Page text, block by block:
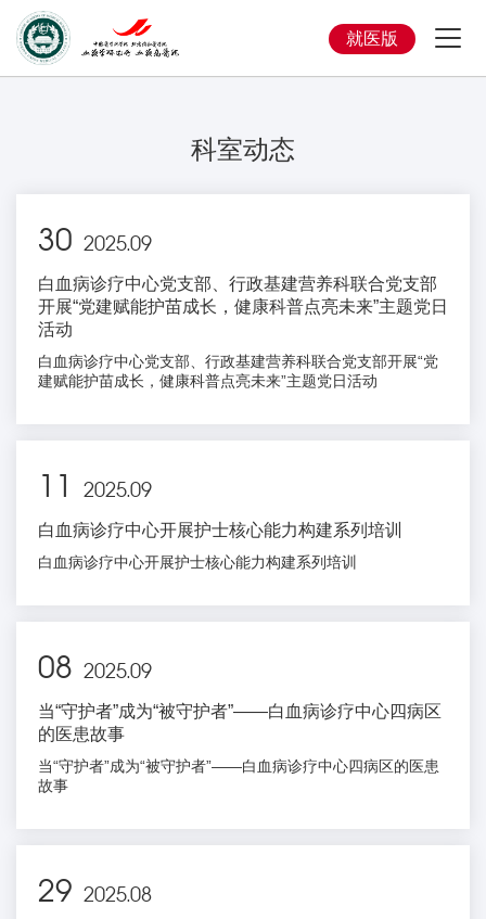
就医版
科室动态
30 2025.09
白血病诊疗中心党支部、行政基建营养科联合党支部
开展“党建赋能护苗成长，健康科普点亮未来”主题党日
活动
白血病诊疗中心党支部、行政基建营养科联合党支部开展“党
建赋能护苗成长，健康科普点亮未来”主题党日活动
2025.09
白血病诊疗中心开展护士核心能力构建系列培训
白血病诊疗中心开展护士核心能力构建系列培训
08 2025.09
当“守护者”成为“被守护者”——白血病诊疗中心四病区
的医患故事
当“守护者”成为“被守护者”——白血病诊疗中心四病区的医患
故事
29 2025.08